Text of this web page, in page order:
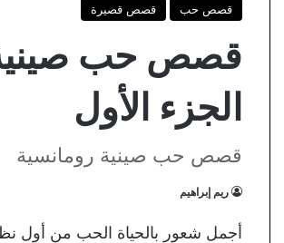
قصص حب قصص قصيرة
قصص حب صينية
الجزء الأول
قصص حب صينية رومانسية
ريم إبراهيم
أجمل شعور بالحياة الحب من أول